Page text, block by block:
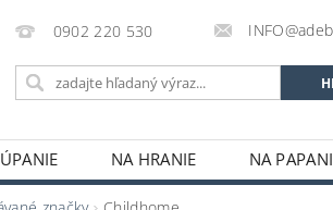
0902 220 530
NA HRANIE NA
KONTAKTY